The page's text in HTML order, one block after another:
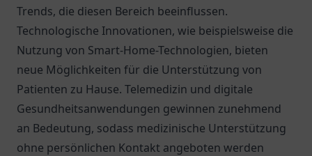
Trends, die diesen Bereich beeinflussen.
Technologische Innovationen, wie beispielsweise die
Nutzung von Smart-Home-Technologien, bieten
neue Möglichkeiten für die Unterstützung von
Patienten zu Hause. Telemedizin und digitale
Gesundheitsanwendungen gewinnen zunehmend
an Bedeutung, sodass medizinische Unterstützung
ohne persönlichen Kontakt angeboten werden